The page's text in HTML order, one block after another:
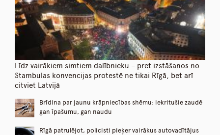
Līdz vairākiem simtiem dalībnieku – pret izstāšanos no
Stambulas konvencijas protestē ne tikai Rīgā, bet arī
citviet Latvijā
Brīdina par jaunu krāpniecības shēmu: iekritušie zaudē
gan īpašumu, gan naudu
Rīgā patrulējot, policisti pieķer vairākus autovadītājus